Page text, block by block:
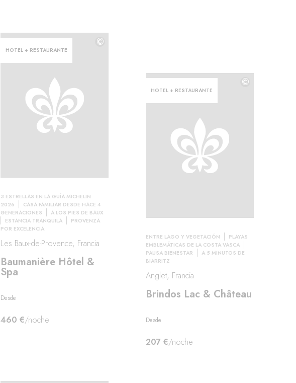
HOTEL + RESTAURANTE
©
3 ESTRELLAS EN LA GUÍA MICHELIN
2026
CASA FAMILIAR DESDE HACE 4
GENERACIONES
A LOS PIES DE BAUX
ESTANCIA TRANQUILA
PROVENZA
POR EXCELENCIA
Les Baux-de-Provence, Francia
Baumanière Hôtel &
Spa
Desde
460 €/noche
HOTEL + RESTAURANTE
©
ENTRE LAGO Y VEGETACIÓN
PLAYAS
EMBLEMÁTICAS DE LA COSTA VASCA
PAUSA BIENESTAR
A 5 MINUTOS DE
BIARRITZ
Anglet, Francia
Brindos Lac & Château
Desde
207 €/noche